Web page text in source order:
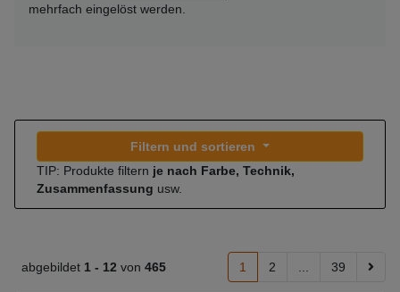
mehrfach eingelöst werden.
Filtern und sortieren
TIP: Produkte filtern je nach Farbe, Technik,
Zusammenfassung usw.
abgebildet 1 - 12 von 465 1 2 39